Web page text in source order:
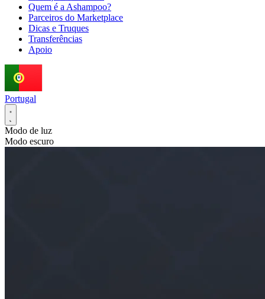
Quem é a Ashampoo?
Parceiros do Marketplace
Dicas e Truques
Transferências
Apoio
Portugal
Modo de luz
Modo escuro